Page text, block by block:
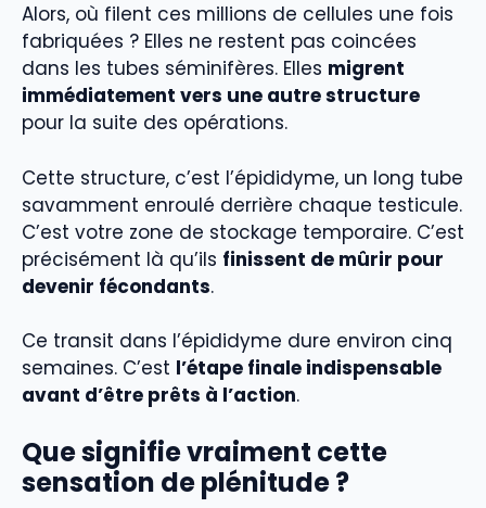
Alors, où filent ces millions de cellules une fois
fabriquées ? Elles ne restent pas coincées
dans les tubes séminifères. Elles migrent
immédiatement vers une autre structure
pour la suite des opérations.
Cette structure, c’est l’épididyme, un long tube
savamment enroulé derrière chaque testicule.
C’est votre zone de stockage temporaire. C’est
précisément là qu’ils finissent de mûrir pour
devenir fécondants.
Ce transit dans l’épididyme dure environ cinq
semaines. C’est l’étape finale indispensable
avant d’être prêts à l’action.
Que signifie vraiment cette
sensation de plénitude ?